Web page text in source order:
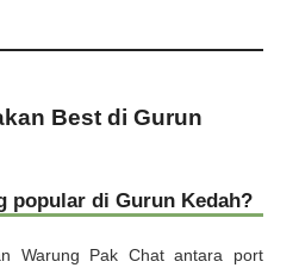
Best di Gurun
popular di Gurun Kedah?
Warung Pak Chat antara port